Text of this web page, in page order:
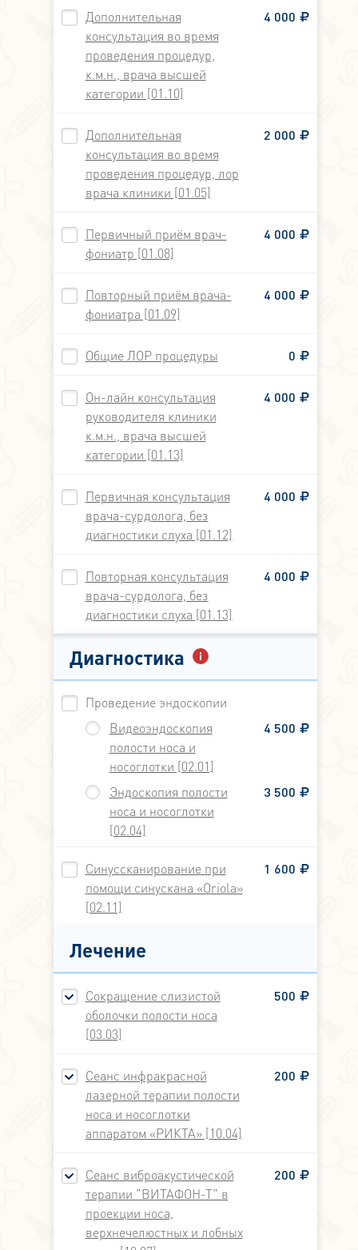
Дополнительная
консультация во время
проведения процедур,
к.м.н., врача высшей
категории [01.10]
4 000
Дополнительная
консультация во время
проведения процедур, лор
врача клиники [01.05]
2 000
Первичный приём врач-
фониатр [01.08]
4 000
Повторный приём врача-
фониатра [01.09]
4 000
Общие ЛОР процедуры 0
Он-лайн консультация
руководителя клиники
к.м.н., врача высшей
категории [01.13]
4 000
Первичная консультация
врача-сурдолога, без
диагностики слуха [01.12]
4 000
Повторная консультация
врача-сурдолога, без
диагностики слуха [01.13]
4 000
Диагностика
Проведение эндоскопии
Видеоэндоскопия
полости носа и
носоглотки [02.01]
4 500
Эндоскопия полости
носа и носоглотки
[02.04]
3 500
Синуссканирование при
помощи синускана «Oriola»
[02.11]
1 600
Лечение
Сокращение слизистой
оболочки полости носа
[03.03]
500
Сеанс инфракрасной
лазерной терапии полости
носа и носоглотки
аппаратом «РИКТА» [10.04]
200
Сеанс виброакустической
терапии "ВИТАФОН-Т" в
проекции носа,
верхнечелюстных и лобных
200